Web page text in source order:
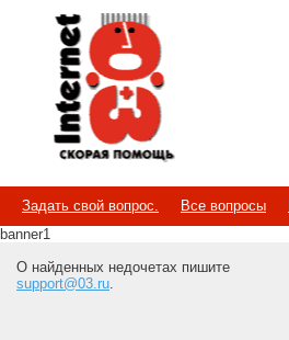
Internet
Скорая помощь
Задать свой вопрос. Все вопросы
banner1
О найденных недочетах пишите
support@03.ru.